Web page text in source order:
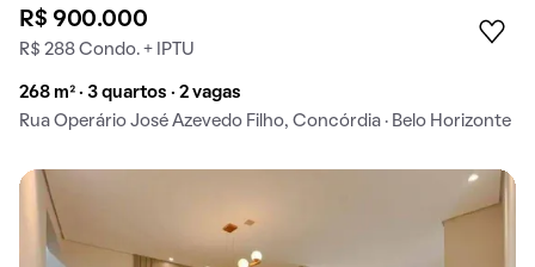
R$ 900.000
R$ 288 Condo. + IPTU
268 m² · 3 quartos · 2 vagas
Rua Operário José Azevedo Filho, Concórdia · Belo Horizonte